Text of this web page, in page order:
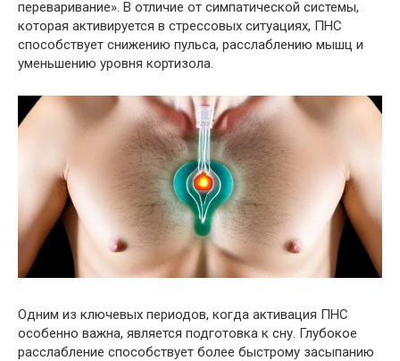
переваривание». В отличие от симпатической системы,
которая активируется в стрессовых ситуациях, ПНС
способствует снижению пульса, расслаблению мышц и
уменьшению уровня кортизола.
Одним из ключевых периодов, когда активация ПНС
особенно важна, является подготовка к сну. Глубокое
расслабление способствует более быстрому засыпанию